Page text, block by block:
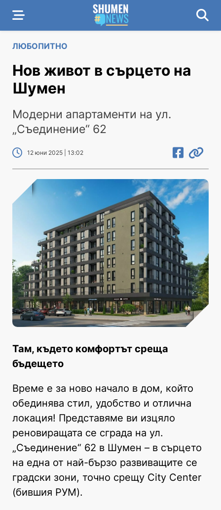
ЛЮБОПИТНО
Нов живот в сърцето на
Шумен
Модерни апартаменти на ул.
„Съединение“ 62
12 юни 2025 | 13:02
Там, където комфортът среща
бъдещето
Време е за ново начало в дом, който
обединява стил, удобство и отлична
локация! Представяме ви изцяло
реновиращата се сграда на ул.
„Съединение“ 62 в Шумен – в сърцето
на една от най-бързо развиващите се
градски зони, точно срещу City Center
(бившия РУМ).